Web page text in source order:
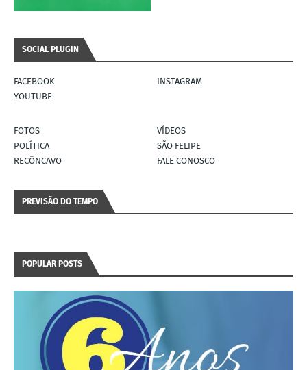
SOCIAL PLUGIN
FACEBOOK
INSTAGRAM
YOUTUBE
FOTOS
VÍDEOS
POLÍTICA
SÃO FELIPE
RECÔNCAVO
FALE CONOSCO
PREVISÃO DO TEMPO
POPULAR POSTS